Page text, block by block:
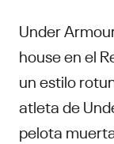
Under
house en el
un estilo
atleta de
pelota